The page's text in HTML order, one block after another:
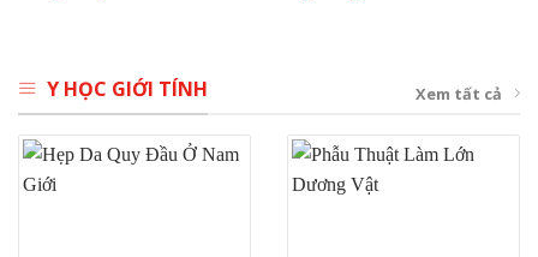
Y HỌC GIỚI TÍNH Xem tất cả